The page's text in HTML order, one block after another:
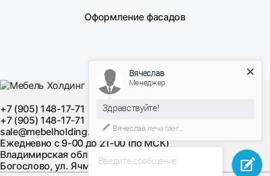
Оформление фасадов
+7 (905) 148-17-71
+7 (905) 148-17-71
sale@mebelholding.ru
Ежедневно с 9-00 до 21-00 (по МСК)
Владимирская область, Суздальский район, с.
Богослово, ул. Ячменная, д. 10
Введите сообщение
Вячеслав
Менеджер
Здравствуйте!
Вячеславпечатает...